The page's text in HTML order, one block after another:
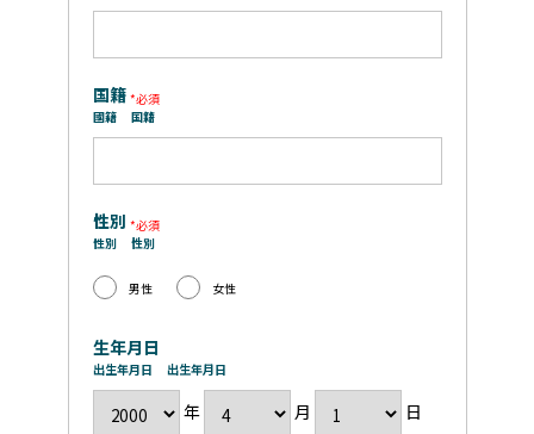
国籍
國籍 国籍
性別
性別 性別
男性 女性
生年月日
出生年月日 出生年月日
年 月 日